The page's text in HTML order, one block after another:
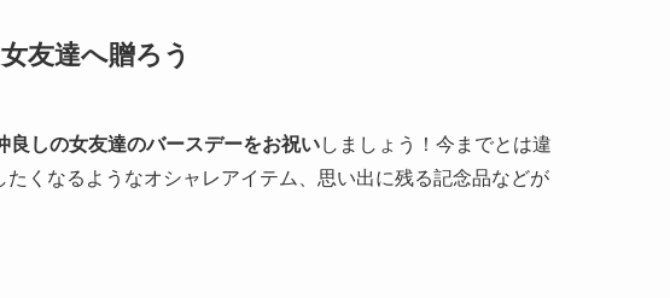
友達へ贈ろう
良しの女友達のバースデーをお祝いしましょう！今までとは違
くなるようなオシャレアイテム、思い出に残る記念品などが